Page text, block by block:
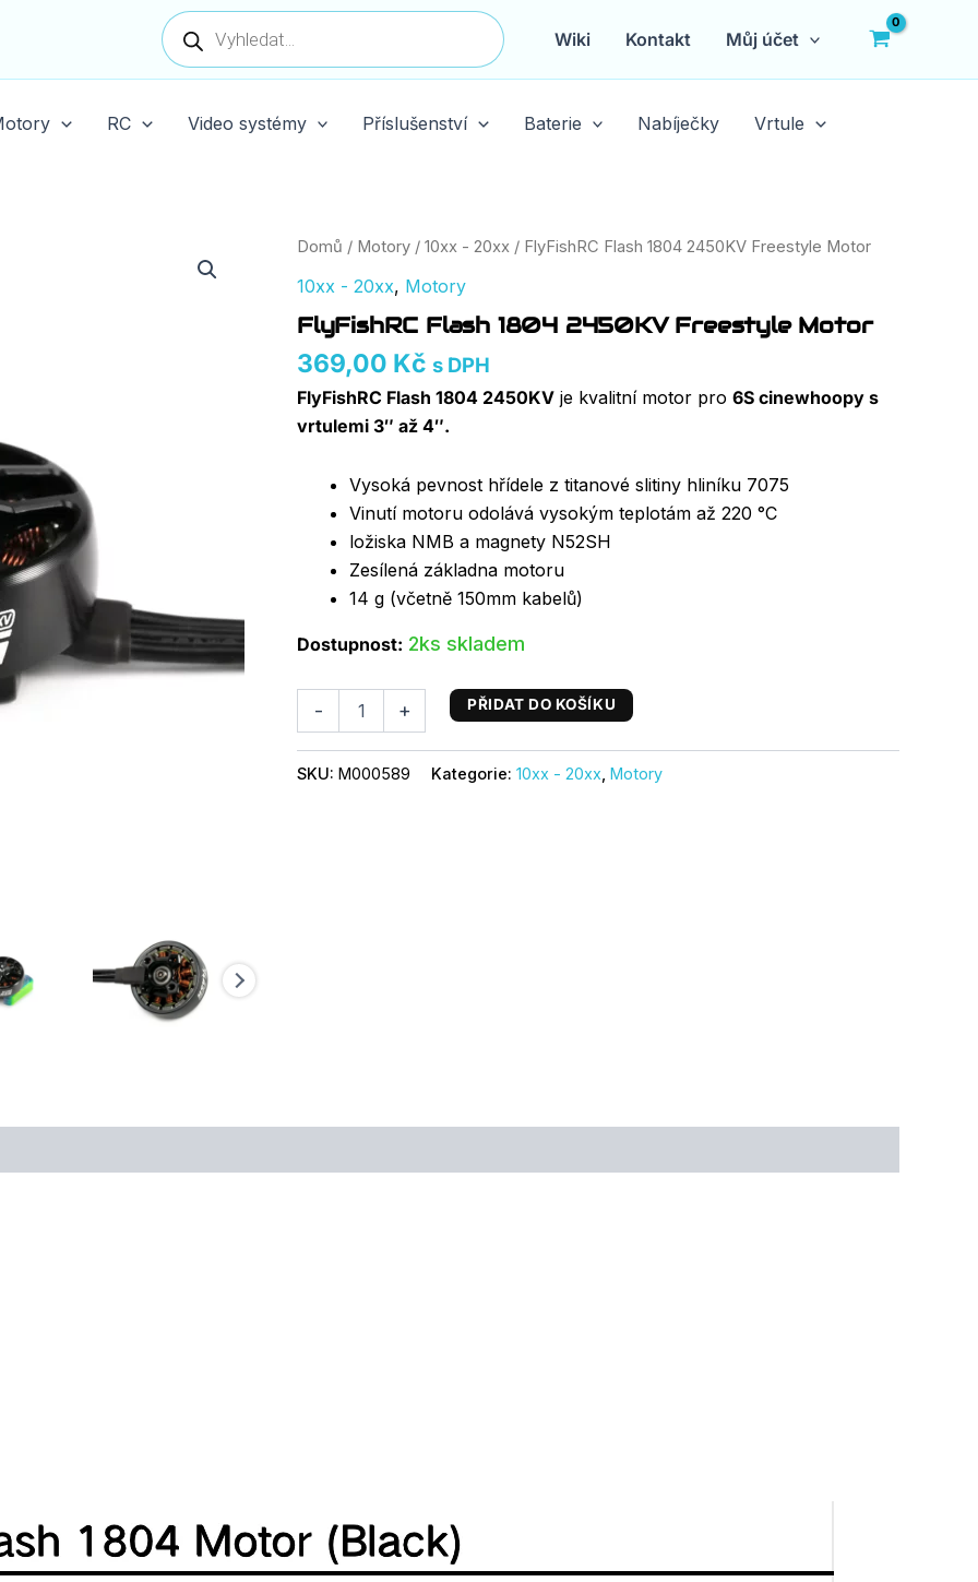
Products
search
Wiki Kontakt Můj účet
RC Video systémy Příslušenství Baterie Nabíječky Vrtule
Domů / Motory / 10xx - 20xx / FlyFishRC Flash 1804 2450KV Freestyle Motor
10xx - 20xx, Motory
FlyFishRC Flash 1804 2450KV Freestyle Motor
369,00 Kč s DPH
FlyFishRC Flash 1804 2450KV je kvalitní motor pro 6S cinewhoopy s
vrtulemi 3″ až 4″.
Vysoká pevnost hřídele z titanové slitiny hliníku 7075
Vinutí motoru odolává vysokým teplotám až 220 °C
ložiska NMB a magnety N52SH
Zesílená základna motoru
14 g (včetně 150mm kabelů)
Dostupnost: 2ks skladem
-
FlyFishRC
1804
Freestyle
Motor
množství
+ PŘIDAT DO KOŠÍKU
SKU: M000589 Kategorie: 10xx - 20xx Motory